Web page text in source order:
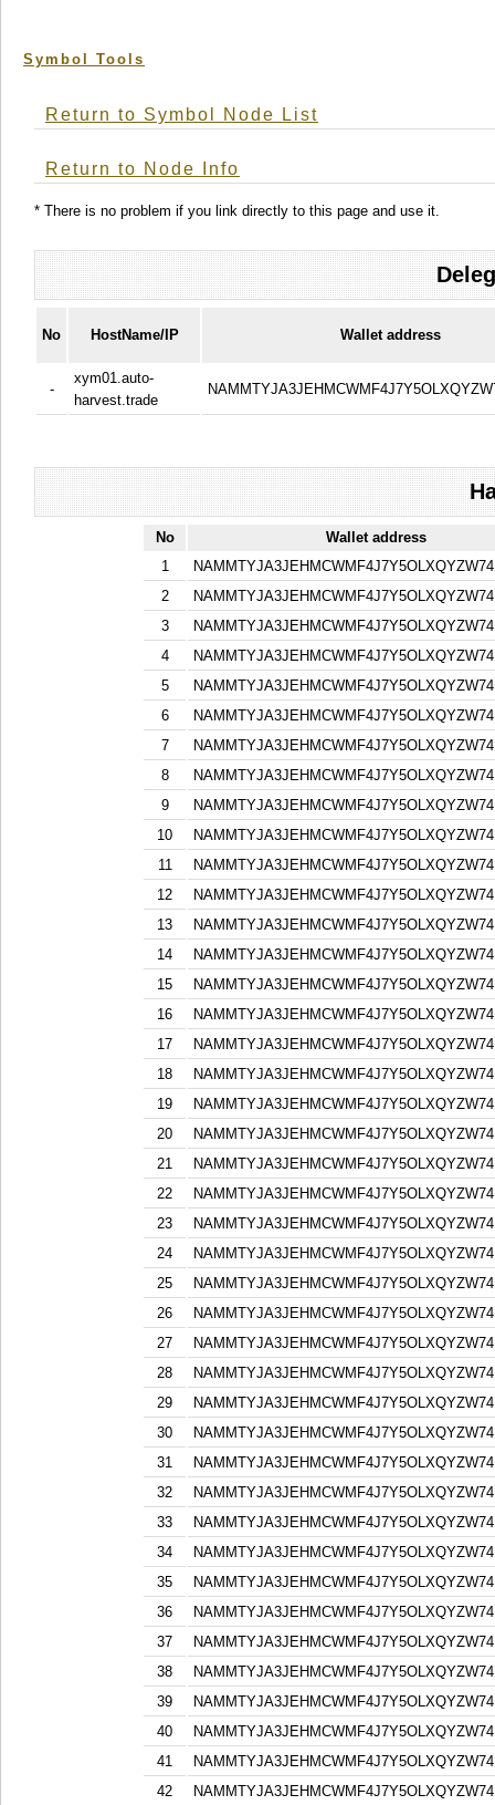
Symbol Tools
Return to Symbol Node List
Return to Node Info
* There is no problem if you link directly to this page and use it.
No HostName/IP Wallet address
-
xym01.auto-
harvest.trade
No
Wallet address
1
2
3
4
5
6
7
8
9
10
11
12
13
14
15
16
17
18
19
20
21
22
23
24
25
26
27
28
29
30
31
32
33
34
35
36
37
38
39
40
41
42